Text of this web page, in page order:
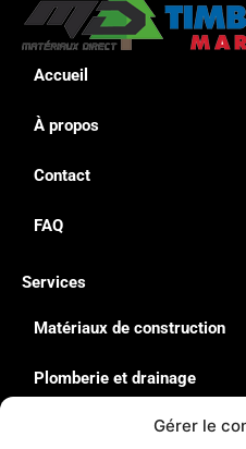
Gérer le
Accueil
À propos
Contact
FAQ
Services
Matériaux de construction
Plomberie et drainage
Quincaillerie & Équipement